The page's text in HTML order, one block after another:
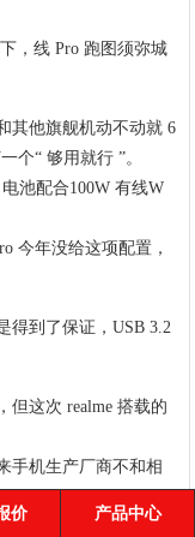
，线 Pro 跑图须弥城
他旗舰机动不动就 6
个“ 够用就行 ”。
池配合100W 有线W
今年没给这项配置，
到了保证，USB 3.2
这次 realme 搭载的
机生产厂商不和相
价 产品中心